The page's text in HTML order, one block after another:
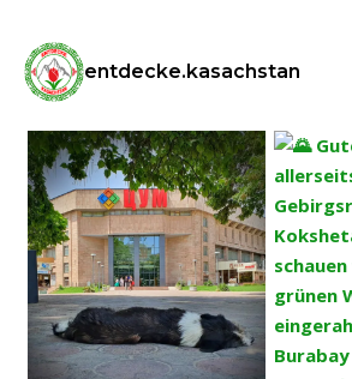
entdecke.kasachstan